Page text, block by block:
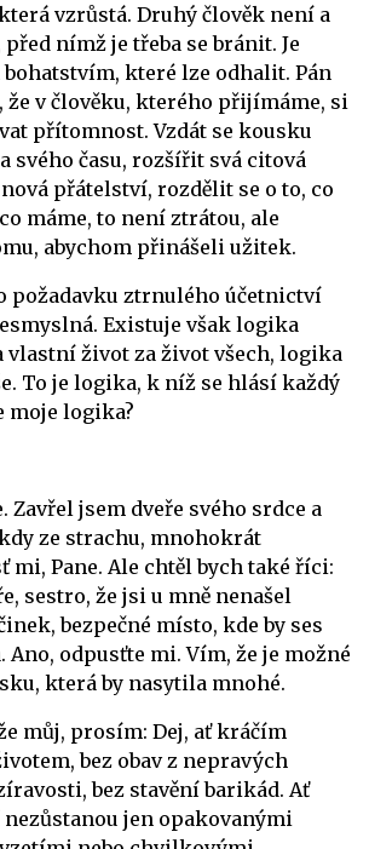
vzrůstá. Druhý člověk není a
nímž je třeba se bránit. Je
které lze odhalit. Pán
v člověku, kterého přijímáme, si
přítomnost. Vzdát se kousku
svého času, rozšířit svá citová
přátelství, rozdělit se o to, co
máme, to není ztrátou, ale
abychom přinášeli užitek.
požadavku ztrnulého účetnictví
Existuje však logika
vlastní život za život všech, logika
To je logika, k níž se hlásí každý
moje logika?
Zavřel jsem dveře svého srdce a
ze strachu, mnohokrát
mi, Pane. Ale chtěl bych také říci:
sestro, že jsi u mně nenašel
bezpečné místo, kde by ses
odpusťte mi. Vím, že je možné
která by nasytila mnohé.
můj, prosím: Dej, ať kráčím
bez obav z nepravých
bez stavění barikád. Ať
jen opakovanými